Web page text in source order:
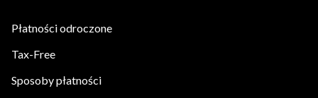
Płatności odroczone
Tax-Free
Sposoby płatności